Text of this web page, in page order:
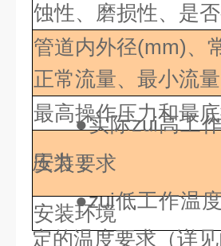
蚀性、磨损性、是
管道内外径(mm)、
正常流量、最小流量
最高操作压力和最
安装要求
安装环境
●实际zui高工
压力；
●zui低工作温
定的温度要求（详